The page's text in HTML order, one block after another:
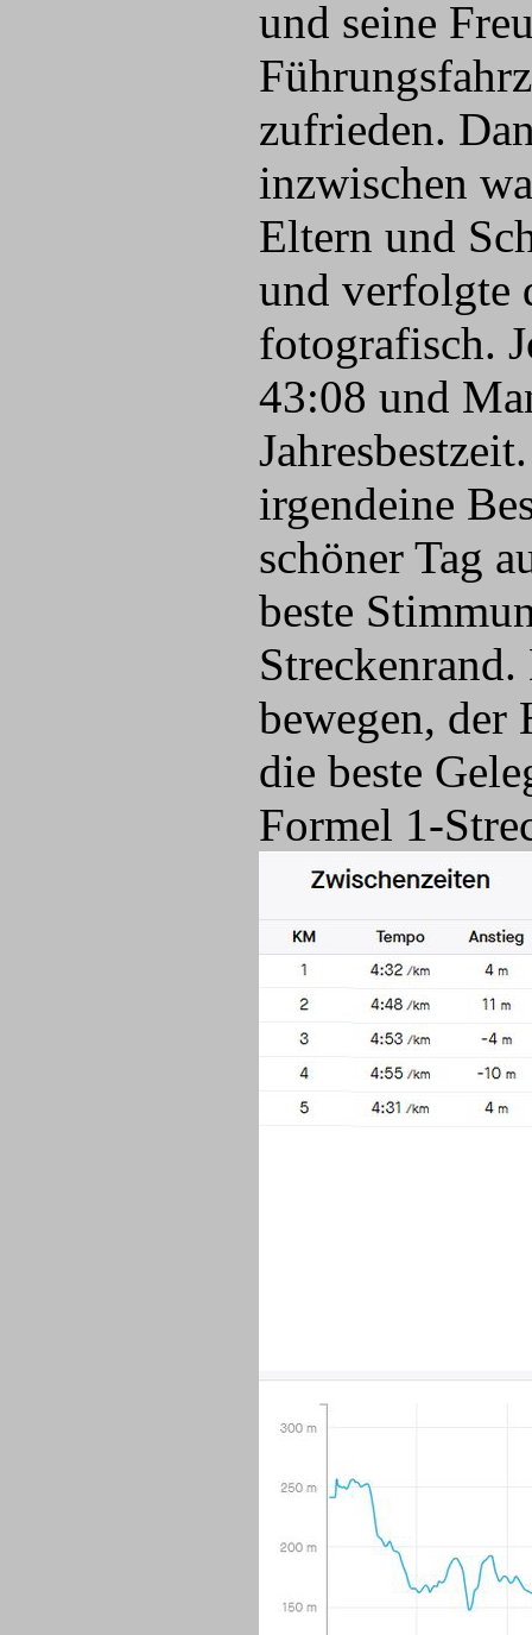
und seine
zufrieden.
inzwischen
Eltern und
und verfolgte
fotografisch.
43:08 und
irgendeine
schöner Tag
beste
bewegen, der
die beste
Formel 1-